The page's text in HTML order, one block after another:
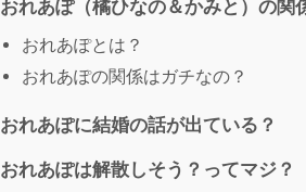
おれあぽ（橘ひなの＆かみと）の関
おれあぽとは？
おれあぽの関係はガチなの？
おれあぽに結婚の話が出ている？
おれあぽは解散しそう？ってマジ？